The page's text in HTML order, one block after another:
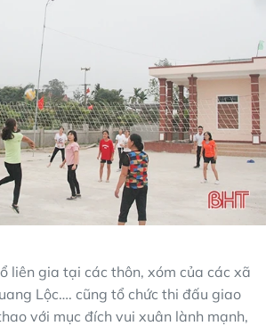
liên gia tại các thôn, xóm của các xã
Lộc…. cũng tổ chức thi đấu giao
với mục đích vui xuân lành mạnh,